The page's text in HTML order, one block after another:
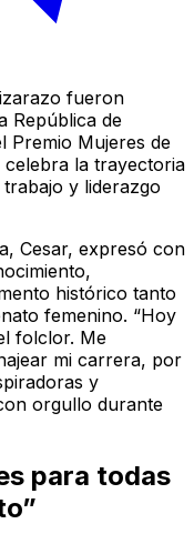
fueron
República de
Premio Mujeres de
la trayectoria
y liderazgo
Cesar, expresó con
histórico tanto
femenino. “Hoy
folclor. Me
mi carrera, por
y
orgullo durante
para todas